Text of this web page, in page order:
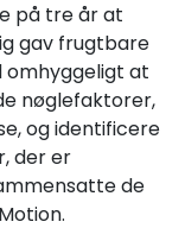
på tre år at
gav frugtbare
omhyggeligt at
nøglefaktorer,
og identificere
der er
de